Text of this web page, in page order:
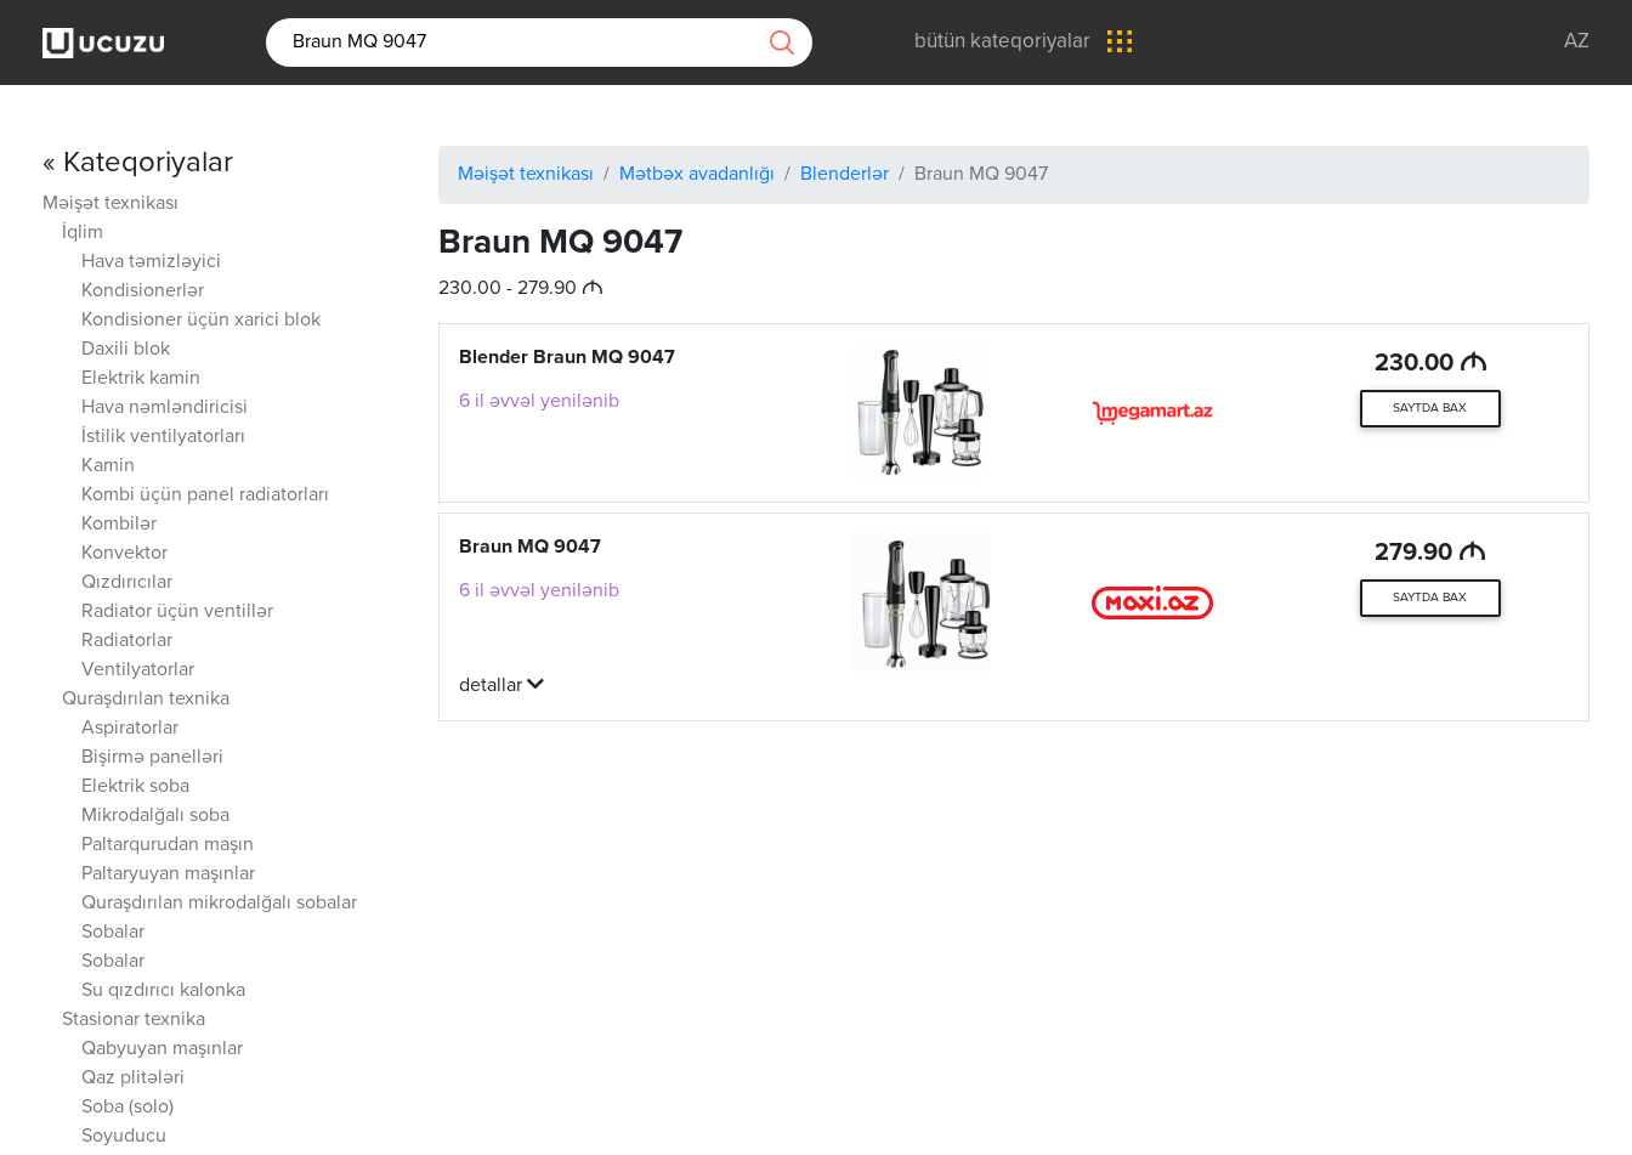
bütün kateqoriyalar AZ
« Kateqoriyalar
Məişət texnikası
İqlim
Hava təmizləyici
Kondisionerlər
Kondisioner üçün xarici blok
Daxili blok
Elektrik kamin
Hava nəmləndiricisi
İstilik ventilyatorları
Kamin
Kombi üçün panel radiatorları
Kombilər
Konvektor
Qızdırıcılar
Radiator üçün ventillər
Radiatorlar
Ventilyatorlar
Quraşdırılan texnika
Aspiratorlar
Bişirmə panelləri
Elektrik soba
Mikrodalğalı soba
Paltarqurudan maşın
Paltaryuyan maşınlar
Quraşdırılan mikrodalğalı sobalar
Sobalar
Sobalar
Su qızdırıcı kalonka
Stasionar texnika
Qabyuyan maşınlar
Qaz plitələri
Soba (solo)
Soyuducu
Məişət texnikası Mətbəx avadanlığı Blenderlər Braun MQ 9047
Braun MQ 9047
230.00 - 279.90 M
Blender Braun MQ 9047
6 il əvvəl yenilənib
230.00 M
SAYTDA BAX
Braun MQ 9047
6 il əvvəl yenilənib
279.90 M
SAYTDA BAX
detallar